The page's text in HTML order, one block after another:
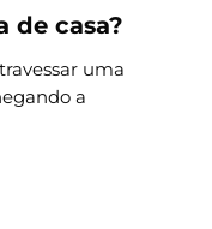
de casa?
uma
a